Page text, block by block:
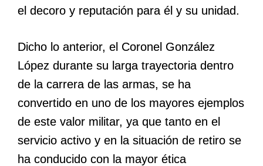
el decoro y reputación para él y su unidad.
Dicho lo anterior, el Coronel González
López durante su larga trayectoria dentro
de la carrera de las armas, se ha
convertido en uno de los mayores ejemplos
de este valor militar, ya que tanto en el
servicio activo y en la situación de retiro se
ha conducido con la mayor ética